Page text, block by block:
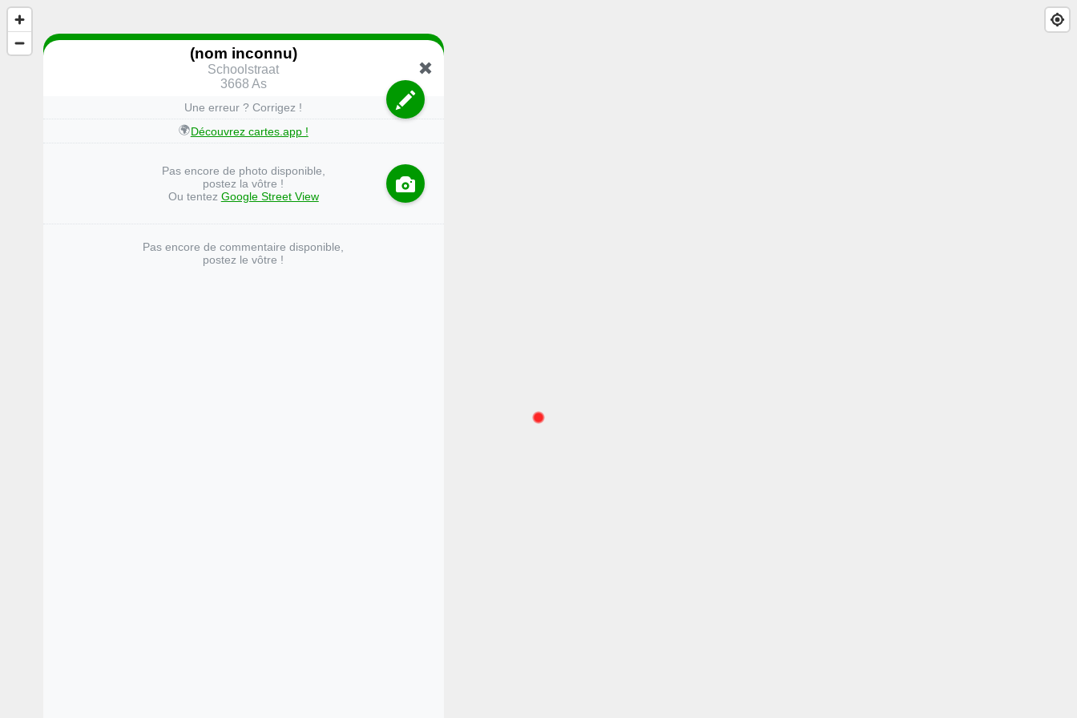
(nom inconnu)
Schoolstraat
3668 As
Une erreur ? Corrigez !
🌍Découvrez cartes.app !
Pas encore de photo disponible,
postez la vôtre !
Ou tentez Google Street View
Pas encore de commentaire disponible,
postez le vôtre !